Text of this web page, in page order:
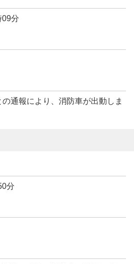
分
通報により、消防車が出動しま
分